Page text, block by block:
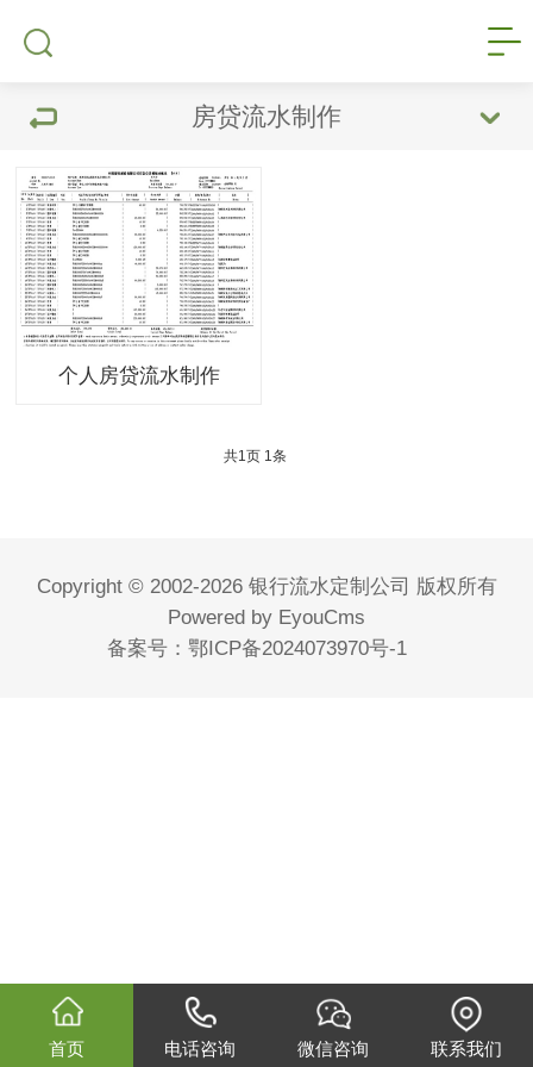
房贷流水制作
个人房贷流水制作
共1页 1条
Copyright © 2002-2026 银行流水定制公司 版权所有
Powered by EyouCms
备案号： 鄂ICP备2024073970号-1
首页 电话咨询 微信咨询 联系我们